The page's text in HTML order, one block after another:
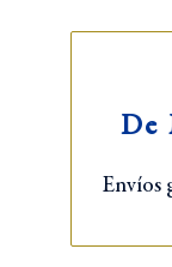
De
Envíos